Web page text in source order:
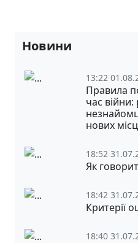
Новини
13:22
Правила
час
нових
18:52
Як
18:42
Критерії
18:40